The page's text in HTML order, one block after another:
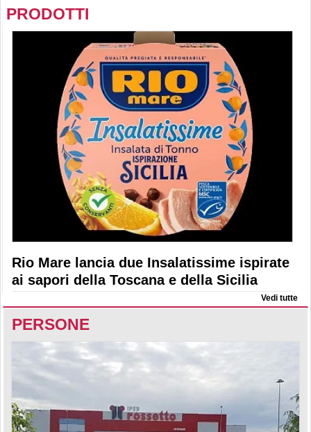
PRODOTTI
Rio Mare lancia due Insalatissime ispirate
ai sapori della Toscana e della Sicilia
Vedi tutte
PERSONE